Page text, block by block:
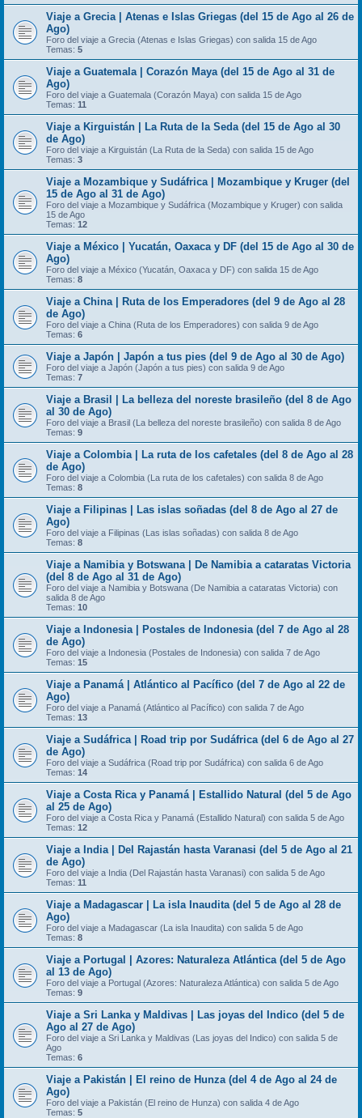
Viaje a Grecia | Atenas e Islas Griegas (del 15 de Ago al 26 de
Ago)
Foro del viaje a Grecia (Atenas e Islas Griegas) con salida 15 de Ago
Temas: 5
Viaje a Guatemala | Corazón Maya (del 15 de Ago al 31 de
Ago)
Foro del viaje a Guatemala (Corazón Maya) con salida 15 de Ago
Temas: 11
Viaje a Kirguistán | La Ruta de la Seda (del 15 de Ago al 30
de Ago)
Foro del viaje a Kirguistán (La Ruta de la Seda) con salida 15 de Ago
Temas: 3
Viaje a Mozambique y Sudáfrica | Mozambique y Kruger (del
15 de Ago al 31 de Ago)
Foro del viaje a Mozambique y Sudáfrica (Mozambique y Kruger) con salida
15 de Ago
Temas: 12
Viaje a México | Yucatán, Oaxaca y DF (del 15 de Ago al 30 de
Ago)
Foro del viaje a México (Yucatán, Oaxaca y DF) con salida 15 de Ago
Temas: 8
Viaje a China | Ruta de los Emperadores (del 9 de Ago al 28
de Ago)
Foro del viaje a China (Ruta de los Emperadores) con salida 9 de Ago
Temas: 6
Viaje a Japón | Japón a tus pies (del 9 de Ago al 30 de Ago)
Foro del viaje a Japón (Japón a tus pies) con salida 9 de Ago
Temas: 7
Viaje a Brasil | La belleza del noreste brasileño (del 8 de Ago
al 30 de Ago)
Foro del viaje a Brasil (La belleza del noreste brasileño) con salida 8 de Ago
Temas: 9
Viaje a Colombia | La ruta de los cafetales (del 8 de Ago al 28
de Ago)
Foro del viaje a Colombia (La ruta de los cafetales) con salida 8 de Ago
Temas: 8
Viaje a Filipinas | Las islas soñadas (del 8 de Ago al 27 de
Ago)
Foro del viaje a Filipinas (Las islas soñadas) con salida 8 de Ago
Temas: 8
Viaje a Namibia y Botswana | De Namibia a cataratas Victoria
(del 8 de Ago al 31 de Ago)
Foro del viaje a Namibia y Botswana (De Namibia a cataratas Victoria) con
salida 8 de Ago
Temas: 10
Viaje a Indonesia | Postales de Indonesia (del 7 de Ago al 28
de Ago)
Foro del viaje a Indonesia (Postales de Indonesia) con salida 7 de Ago
Temas: 15
Viaje a Panamá | Atlántico al Pacífico (del 7 de Ago al 22 de
Ago)
Foro del viaje a Panamá (Atlántico al Pacífico) con salida 7 de Ago
Temas: 13
Viaje a Sudáfrica | Road trip por Sudáfrica (del 6 de Ago al 27
de Ago)
Foro del viaje a Sudáfrica (Road trip por Sudáfrica) con salida 6 de Ago
Temas: 14
Viaje a Costa Rica y Panamá | Estallido Natural (del 5 de Ago
al 25 de Ago)
Foro del viaje a Costa Rica y Panamá (Estallido Natural) con salida 5 de Ago
Temas: 12
Viaje a India | Del Rajastán hasta Varanasi (del 5 de Ago al 21
de Ago)
Foro del viaje a India (Del Rajastán hasta Varanasi) con salida 5 de Ago
Temas: 11
Viaje a Madagascar | La isla Inaudita (del 5 de Ago al 28 de
Ago)
Foro del viaje a Madagascar (La isla Inaudita) con salida 5 de Ago
Temas: 8
Viaje a Portugal | Azores: Naturaleza Atlántica (del 5 de Ago
al 13 de Ago)
Foro del viaje a Portugal (Azores: Naturaleza Atlántica) con salida 5 de Ago
Temas: 9
Viaje a Sri Lanka y Maldivas | Las joyas del Indico (del 5 de
Ago al 27 de Ago)
Foro del viaje a Sri Lanka y Maldivas (Las joyas del Indico) con salida 5 de
Ago
Temas: 6
Viaje a Pakistán | El reino de Hunza (del 4 de Ago al 24 de
Ago)
Foro del viaje a Pakistán (El reino de Hunza) con salida 4 de Ago
Temas: 5